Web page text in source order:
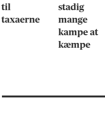
til
taxaerne
stadig
mange
kampe at
kæmpe